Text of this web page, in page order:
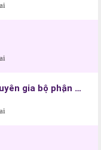
Chuyên gia bộ phận chiến lược (Chuyên gia bộ phận SPT)